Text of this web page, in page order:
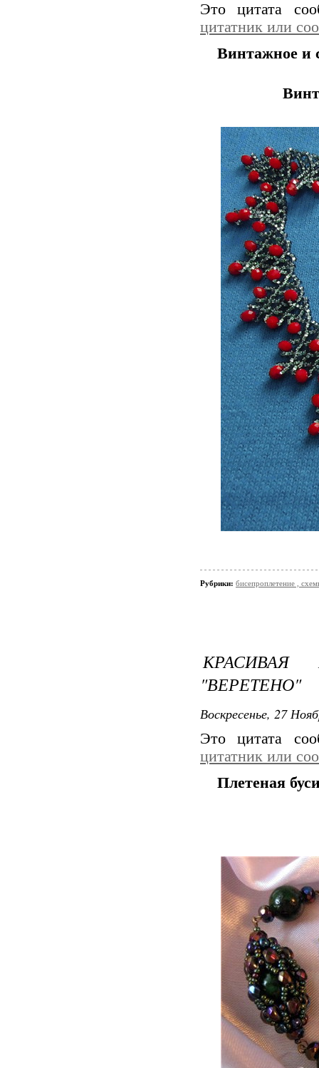
Это цитата
цитатник или
Винтажное и
Рубрики: бисепроплетение ,
"ВЕРЕТЕНО"
Воскресенье, 27
Это цитата
цитатник или
Плетеная